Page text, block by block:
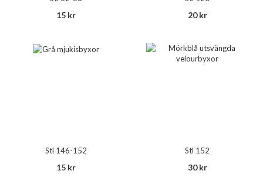
15 kr 20 kr
Stl 146-152
15 kr
Stl 152
30 kr